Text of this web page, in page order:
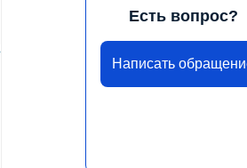
Есть вопрос?
Написать